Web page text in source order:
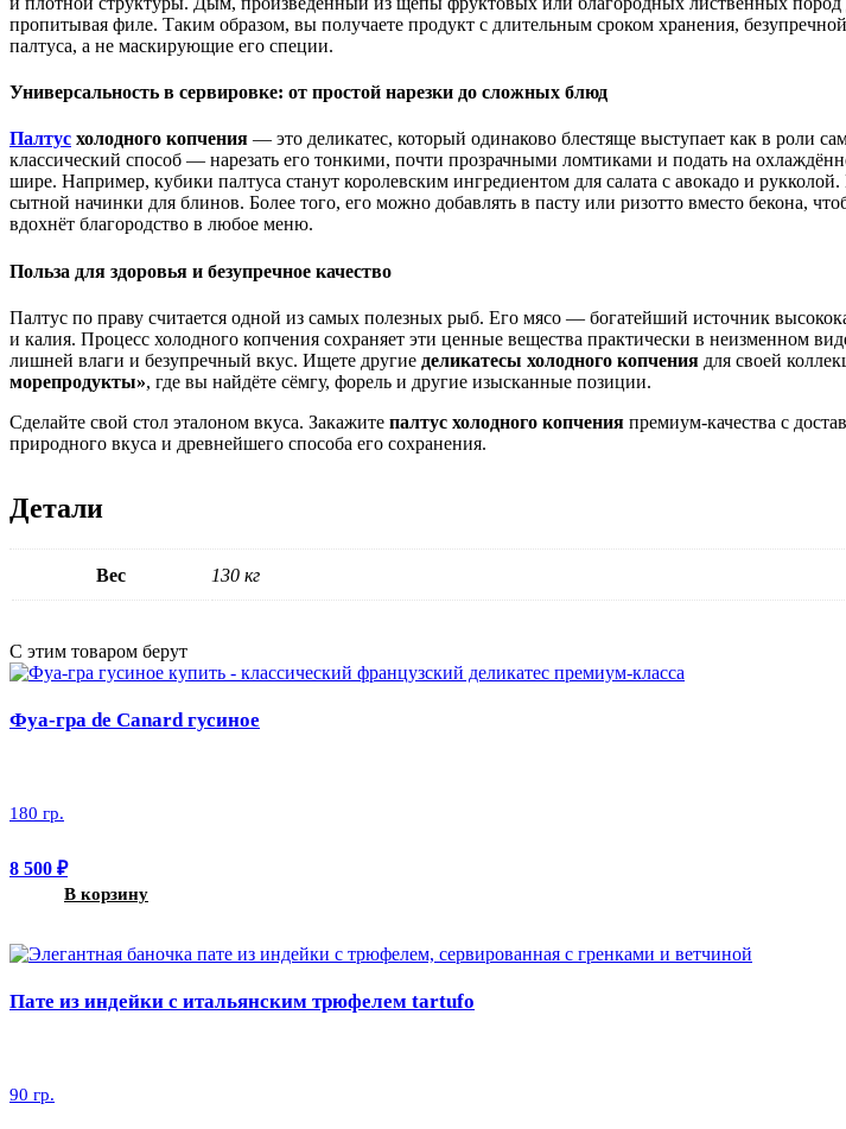
пропитывая филе. Таким образом, вы получаете продукт с длительным сроком хранения,
палтуса, а не маскирующие его специи.
Универсальность в сервировке: от простой нарезки до сложных блюд
Палтус холодного копчения — это деликатес, который одинаково блестяще выступает как в роли
классический способ — нарезать его тонкими, почти прозрачными ломтиками и подать на
шире. Например, кубики палтуса станут королевским ингредиентом для салата с авокадо и
сытной начинки для блинов. Более того, его можно добавлять в пасту или ризотто вместо бекона,
вдохнёт благородство в любое меню.
Польза для здоровья и безупречное качество
Палтус по праву считается одной из самых полезных рыб. Его мясо — богатейший источник
и калия. Процесс холодного копчения сохраняет эти ценные вещества практически в неизменном
лишней влаги и безупречный вкус. Ищете другие деликатесы холодного копчения для своей
морепродукты», где вы найдёте сёмгу, форель и другие изысканные позиции.
Сделайте свой стол эталоном вкуса. Закажите палтус холодного копчения премиум-качества с
природного вкуса и древнейшего способа его сохранения.
Детали
Вес 130 кг
С этим товаром берут
Фуа-гра de Canard гусиное
180 гр.
8 500 ₽
В корзину
Пате из индейки с итальянским трюфелем tartufo
90 гр.